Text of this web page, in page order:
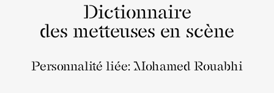
Dictionnaire
des metteuses en scène
Personnalité liée: Mohamed Rouabhi